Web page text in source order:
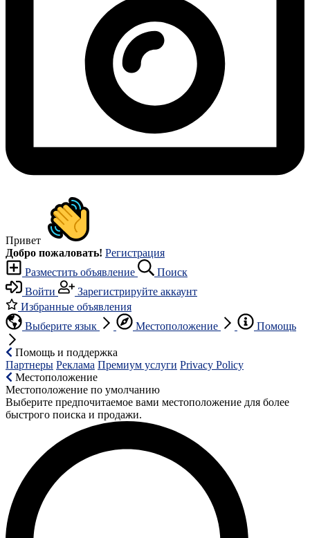
Привет
Добро пожаловать! Регистрация
Разместить объявление
Поиск
Войти
Зарегистрируйте аккаунт
Избранные объявления
Выберите язык
Местоположение Помощь
Помощь и поддержка
Партнеры Реклама Премиум услуги Privacy Policy
Местоположение
Местоположение по умолчанию
Выберите предпочитаемое вами местоположение для более
быстрого поиска и продажи.